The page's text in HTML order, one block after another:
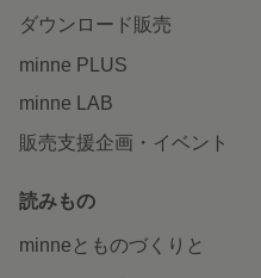
ダウンロード販売
minne PLUS
minne LAB
販売支援企画・イベント
読みもの
minneとものづくりと